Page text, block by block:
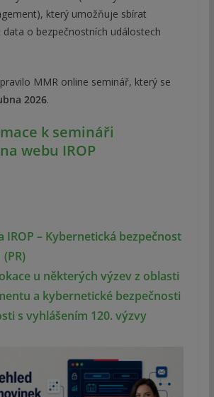
který umožňuje sbírat
o bezpečnostních událostech
MMR online seminář, který se
2026.
k semináři
webu IROP
IROP – Kybernetická bezpečnost
(PR)
u některých výzev z oblasti
a kybernetické bezpečnosti
s vyhlášením 120. výzvy